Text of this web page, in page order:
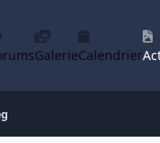
GalerieCalendrier